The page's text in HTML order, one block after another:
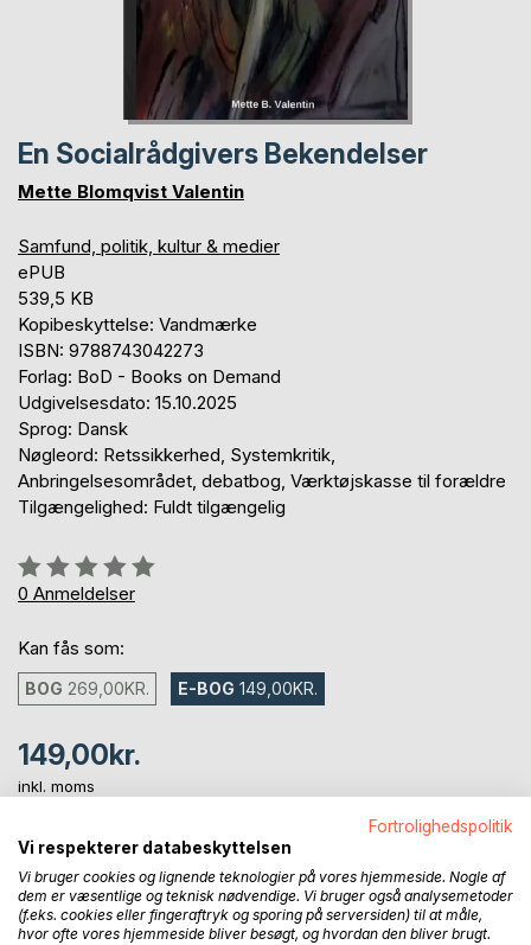
En Socialrådgivers Bekendelser
Mette Blomqvist Valentin
Samfund, politik, kultur & medier
ePUB
539,5 KB
Kopibeskyttelse: Vandmærke
ISBN: 9788743042273
Forlag: BoD - Books on Demand
Udgivelsesdato: 15.10.2025
Sprog: Dansk
Nøgleord: Retssikkerhed, Systemkritik,
Anbringelsesområdet, debatbog, Værktøjskasse til forældre
Tilgængelighed: Fuldt tilgængelig
Anmeldelse::
0%
0 Anmeldelser
Kan fås som:
BOG 269,00KR. E-BOG 149,00KR.
149,00kr.
inkl. moms
LÆG I INDKØBSKURVEN
Fortrolighedspolitik
Vi respekterer databeskyttelsen
Vi bruger cookies og lignende teknologier på vores hjemmeside. Nogle af
dem er væsentlige og teknisk nødvendige. Vi bruger også analysemetoder
(f.eks. cookies eller fingeraftryk og sporing på serversiden) til at måle,
hvor ofte vores hjemmeside bliver besøgt, og hvordan den bliver brugt.